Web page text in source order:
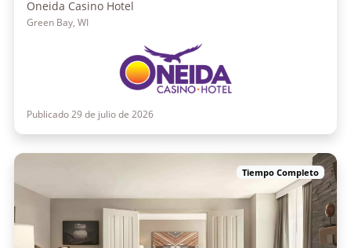
Oneida Casino Hotel
Green Bay, WI
Publicado 29 de julio de 2026
Tiempo Completo